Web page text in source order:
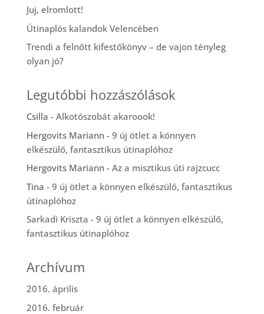
Juj, elromlott!
Útinaplós kalandok Velencében
Trendi a felnőtt kifestőkönyv – de vajon tényleg
olyan jó?
Legutóbbi hozzászólások
Csilla - Alkotószobát akaroook!
Hergovits Mariann- 9 új ötlet a könnyen
elkészülő, fantasztikus útinaplóhoz
Hergovits Mariann- Az a misztikus úti rajzcucc
Tina - 9 új ötlet a könnyen elkészülő, fantasztikus
útinaplóhoz
Sarkadi Kriszta - 9 új ötlet a könnyen elkészülő,
fantasztikus útinaplóhoz
Archívum
2016. április
2016. február